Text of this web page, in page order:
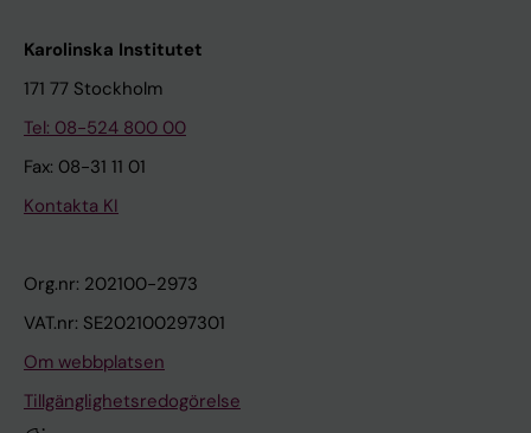
Karolinska Institutet
171 77 Stockholm
Tel: 08-524 800 00
Fax: 08-31 11 01
Kontakta KI
Org.nr: 202100-2973
VAT.nr: SE202100297301
Om webbplatsen
Tillgänglighetsredogörelse